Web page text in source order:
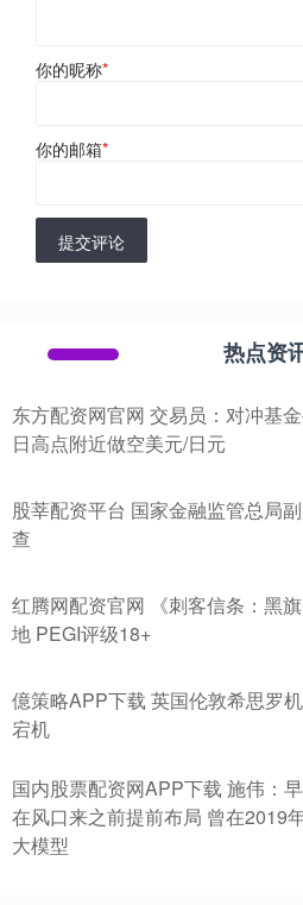
你的昵称*
你的邮箱*
提交评论
热点资
东方配资网官网 交易员：对冲基
日高点附近做空美元/日元
股莘配资平台 国家金融监管总局
查
红腾网配资官网 《刺客信条：黑
地 PEGI评级18+
億策略APP下载 英国伦敦希思罗
宕机
国内股票配资网APP下载 施伟：
在风口来之前提前布局 曾在2019
大模型